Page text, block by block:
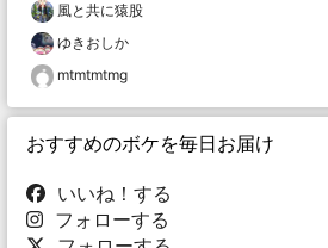
風と共に猿股
ゆきおしか
mtmtmtmg
おすすめのボケを毎日お届け
いいね！する
フォローする